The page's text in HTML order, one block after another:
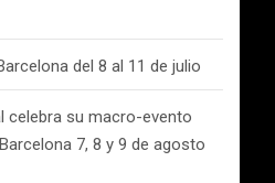
del 8 al 11 de julio
celebra su macro-evento
7, 8 y 9 de agosto